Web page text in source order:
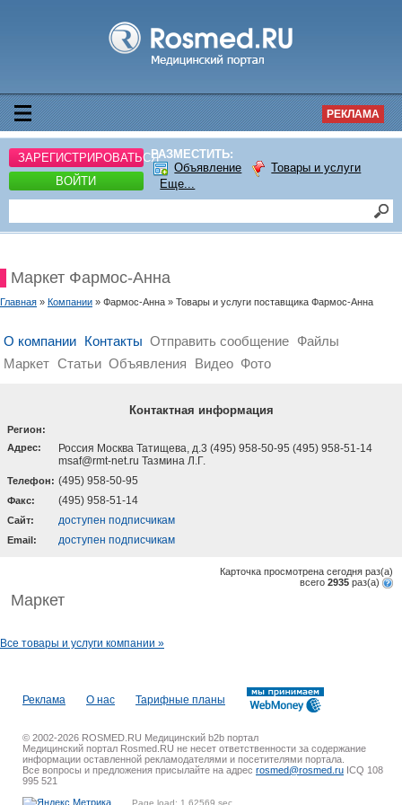
РЕКЛАМА
ЗАРЕГИСТРИРОВАТЬСЯ
ВОЙТИ
РАЗМЕСТИТЬ:
Объявление
Товары и услуги
Еще...
Маркет Фармос-Анна
Главная » Компании » Фармос-Анна » Товары и услуги поставщика Фармос-Анна
О компании Контакты Отправить сообщение Файлы
Маркет Статьи Объявления Видео Фото
Контактная информация
Регион:
Адрес:
Россия Москва Татищева, д.3 (495) 958-50-95 (495) 958-51-14
msaf@rmt-net.ru Тазмина Л.Г.
Телефон: (495) 958-50-95
Факс: (495) 958-51-14
Cайт: доступен подписчикам
Email: доступен подписчикам
Карточка просмотрена сегодня раз(a)
всего 2935 раз(a)
Маркет
Все товары и услуги компании »
Реклама О нас Тарифные планы
© 2002-2026 ROSMED.RU Медицинский b2b портал
Медицинский портал Rosmed.RU не несет ответственности за содержание
информации оставленной рекламодателями и посетителями портала.
Все вопросы и предложения присылайте на адрес rosmed@rosmed.ru ICQ 108
995 521
Page load: 1.62569 sec